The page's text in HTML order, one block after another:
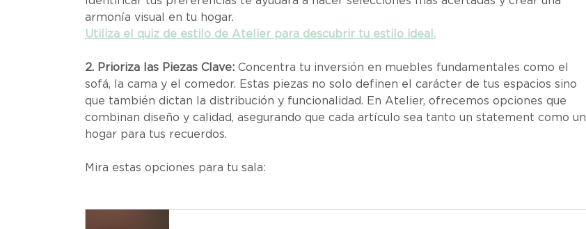
armonía visual en tu hogar.
Utiliza el quiz de estilo de Atelier para descubrir tu estilo ideal.
2. Prioriza las Piezas Clave: Concentra tu inversión en muebles fundamentales como el
sofá, la cama y el comedor. Estas piezas no solo definen el carácter de tus espacios sino
que también dictan la distribución y funcionalidad. En Atelier, ofrecemos opciones que
combinan diseño y calidad, asegurando que cada artículo sea tanto un statement como un
hogar para tus recuerdos.
Mira estas opciones para tu sala: